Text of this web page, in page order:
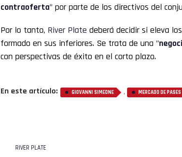
contraoferta" por parte de los directivos del
Por lo tanto, River Plate deberá decidir si eleva
formado en sus inferiores. Se trata de una "
con perspectivas de éxito en el corto plazo.
En este artículo: GIOVANNI SIMEONE , MERCADO DE PASES
RIVER PLATE